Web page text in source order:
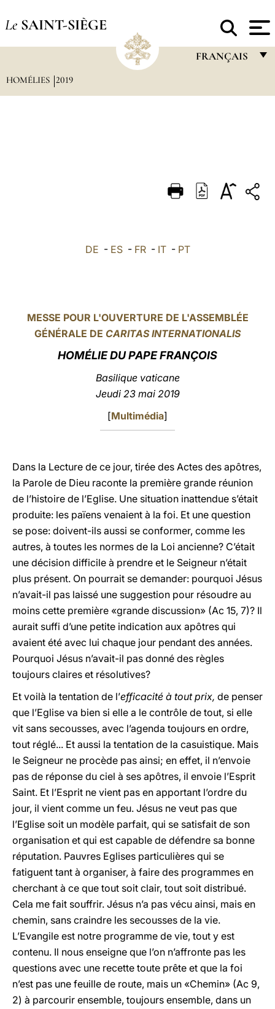
Le SAINT-SIÈGE
FRANÇAIS
DEUTSCH
HOMÉLIES 2019
DE - ES- FR- IT- PT
MESSE POUR L'OUVERTURE DE L'ASSEMBLÉE
GÉNÉRALE DE CARITAS INTERNATIONALIS
HOMÉLIE DU PAPE FRANÇOIS
Basilique vaticane
Jeudi 23 mai 2019
[Multimédia]
Dans la Lecture de ce jour, tirée des Actes des apôtres,
la Parole de Dieu raconte la première grande réunion
de l’histoire de l’Eglise. Une situation inattendue s’était
produite: les païens venaient à la foi. Et une question
se pose: doivent-ils aussi se conformer, comme les
autres, à toutes les normes de la Loi ancienne? C’était
une décision difficile à prendre et le Seigneur n’était
plus présent. On pourrait se demander: pourquoi Jésus
n’avait-il pas laissé une suggestion pour résoudre au
moins cette première «grande discussion» (Ac 15, 7)? Il
aurait suffi d’une petite indication aux apôtres qui
avaient été avec lui chaque jour pendant des années.
Pourquoi Jésus n’avait-il pas donné des règles
toujours claires et résolutives?
Et voilà la tentation de l’efficacité à tout prix, de penser
que l’Eglise va bien si elle a le contrôle de tout, si elle
vit sans secousses, avec l’agenda toujours en ordre,
tout réglé... Et aussi la tentation de la casuistique. Mais
le Seigneur ne procède pas ainsi; en effet, il n’envoie
pas de réponse du ciel à ses apôtres, il envoie l’Esprit
Saint. Et l’Esprit ne vient pas en apportant l’ordre du
jour, il vient comme un feu. Jésus ne veut pas que
l’Eglise soit un modèle parfait, qui se satisfait de son
organisation et qui est capable de défendre sa bonne
réputation. Pauvres Eglises particulières qui se
fatiguent tant à organiser, à faire des programmes en
cherchant à ce que tout soit clair, tout soit distribué.
Cela me fait souffrir. Jésus n’a pas vécu ainsi, mais en
chemin, sans craindre les secousses de la vie.
L’Evangile est notre programme de vie, tout y est
contenu. Il nous enseigne que l’on n’affronte pas les
questions avec une recette toute prête et que la foi
n’est pas une feuille de route, mais un «Chemin» (Ac 9,
2) à parcourir ensemble, toujours ensemble, dans un